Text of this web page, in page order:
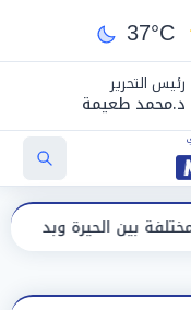
37°C
رئيس التحرير
د.محمد طعيمة
وبداية مرحلة جديدة